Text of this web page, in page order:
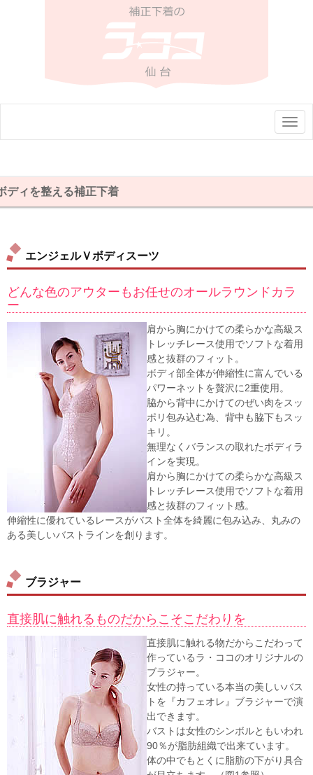
N
a
a
o
ディを整える補正下着
エンジェルＶボディスーツ
どんな色のアウターもお任せのオールラウンドカラ
ー
肩から胸にかけての柔らかな高級ス
トレッチレース使用でソフトな着用
感と抜群のフィット。
ボディ部全体が伸縮性に富んでいる
パワーネットを贅沢に2重使用。
脇から背中にかけてのぜい肉をスッ
ポリ包み込む為、背中も脇下もスッ
キリ。
無理なくバランスの取れたボディラ
インを実現。
肩から胸にかけての柔らかな高級ス
トレッチレース使用でソフトな着用
感と抜群のフィット感。
伸縮性に優れているレースがバスト全体を綺麗に包み込み、丸みの
ある美しいバストラインを創ります。
ブラジャー
直接肌に触れるものだからこそこだわりを
直接肌に触れる物だからこだわって
作っているラ・ココのオリジナルの
ブラジャー。
女性の持っている本当の美しいバス
トを『カフェオレ』ブラジャーで演
出できます。
バストは女性のシンボルともいわれ
90％が脂肪組織で出来ています。
体の中でもとくに脂肪の下がり具合